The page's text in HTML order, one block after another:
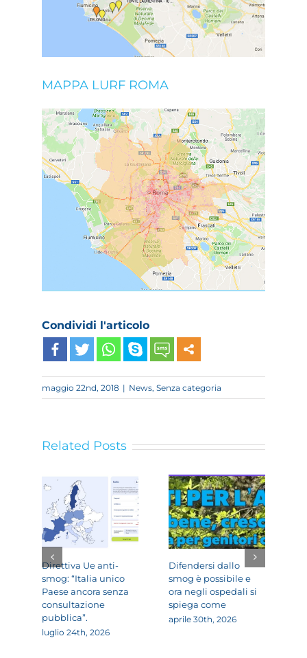
MAPPA LURF ROMA
Condividi l'articolo
maggio 22nd, 2018 | News,Senza categoria
Related Posts
Direttiva Ue anti-
smog: “Italia unico
Paese ancora senza
consultazione
pubblica”.
luglio 24th, 2026
Difendersi dallo
smog è possibile e
ora negli ospedali si
spiega come
aprile 30th, 2026